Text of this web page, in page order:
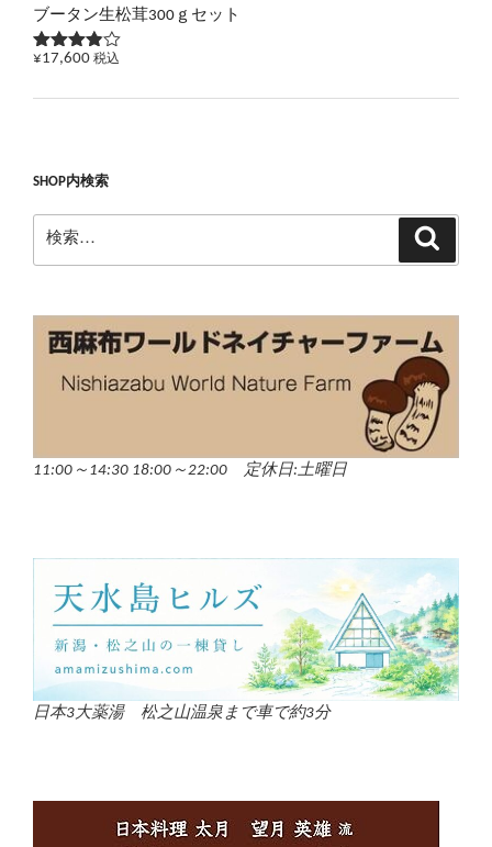
ブータン生松茸300ｇセット
5段階で
評価
¥17,600 税込
SHOP内検索
11:00～14:30 18:00～22:00 定休日:土曜日
日本3大薬湯 松之山温泉まで車で約3分